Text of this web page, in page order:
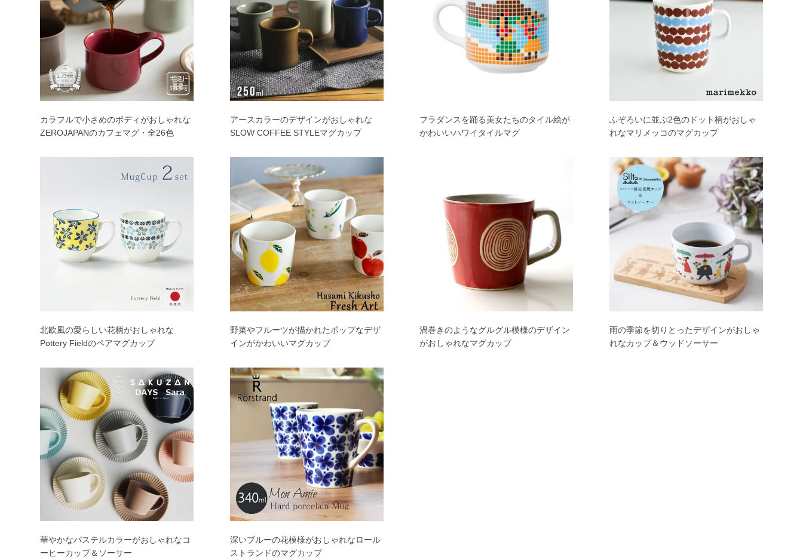
カラフルで小さめのボディがおしゃれな
ZEROJAPANのカフェマグ・全26色
アースカラーのデザインがおしゃれな
SLOW COFFEE STYLEマグカップ
フラダンスを踊る美女たちのタイル絵が
かわいいハワイタイルマグ
ふぞろいに並ぶ2色のドット柄がおしゃ
れなマリメッコのマグカップ
北欧風の愛らしい花柄がおしゃれな
Pottery Fieldのペアマグカップ
野菜やフルーツが描かれたポップなデザ
インがかわいいマグカップ
渦巻きのようなグルグル模様のデザイン
がおしゃれなマグカップ
雨の季節を切りとったデザインがおしゃ
れなカップ＆ウッドソーサー
華やかなパステルカラーがおしゃれなコ
ーヒーカップ＆ソーサー
深いブルーの花模様がおしゃれなロール
ストランドのマグカップ